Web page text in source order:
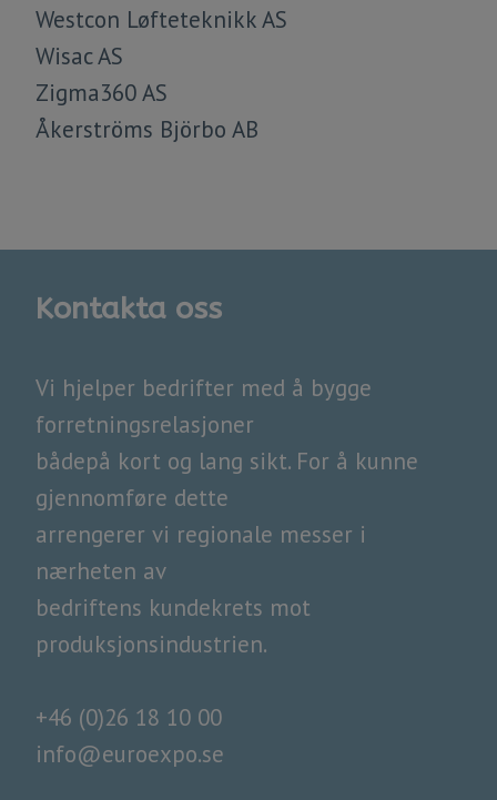
Westcon Løfteteknikk AS
Wisac AS
Zigma360 AS
Åkerströms Björbo AB
Kontakta oss
Vi hjelper bedrifter med å bygge
forretningsrelasjoner
bådepå kort og lang sikt. For å kunne
gjennomføre dette
arrengerer vi regionale messer i
nærheten av
​​​​​​​bedriftens kundekrets mot
produksjonsindustrien.
+46 (0)26 18 10 00
info@euroexpo.se